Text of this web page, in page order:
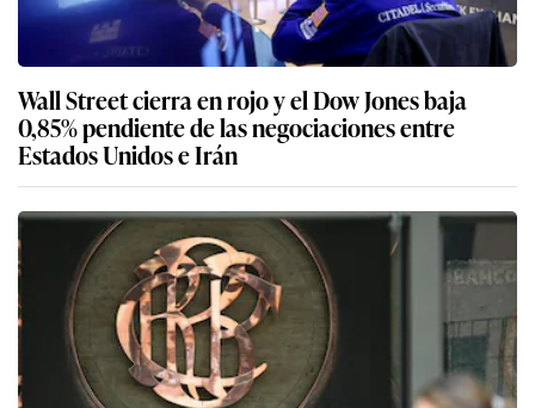
Wall Street cierra en rojo y el Dow Jones baja
0,85% pendiente de las negociaciones entre
Estados Unidos e Irán